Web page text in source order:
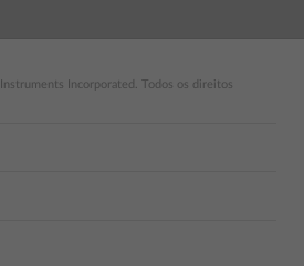
Instruments Incorporated. Todos os direitos